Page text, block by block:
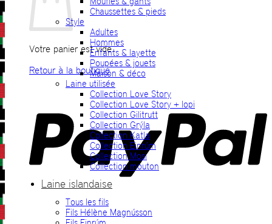
Votre panier est vide.
Retour à la boutique
Chaussettes & pieds
Style
Adultes
Hommes
Enfants & layette
Poupées & jouets
Maison & déco
Laine utilisée
Collection Love Story
Collection Love Story + lopi
Collection Gilitrutt
Collection Grýla
Collection Katla
Collection Einrúm
Collection Mosi
Collection mouton
Laine islandaise
Tous les fils
Fils Hélène Magnússon